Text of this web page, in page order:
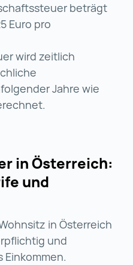
beträgt
Euro pro
wird zeitlich
Jahre wie
in Österreich:
und
in Österreich
und